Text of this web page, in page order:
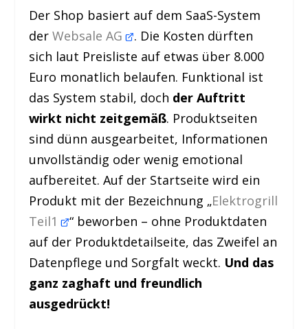
Der Shop basiert auf dem SaaS-System
derWebsale AG . Die Kosten dürften
sich laut Preisliste auf etwas über 8.000
Euro monatlich belaufen. Funktional ist
das System stabil, doch der Auftritt
wirkt nicht zeitgemäß. Produktseiten
sind dünn ausgearbeitet, Informationen
unvollständig oder wenig emotional
aufbereitet. Auf der Startseite wird ein
Produkt mit der Bezeichnung „Elektrogrill
Teil1 “ beworben – ohne Produktdaten
auf der Produktdetailseite, das Zweifel an
Datenpflege und Sorgfalt weckt. Und das
ganz zaghaft und freundlich
ausgedrückt!